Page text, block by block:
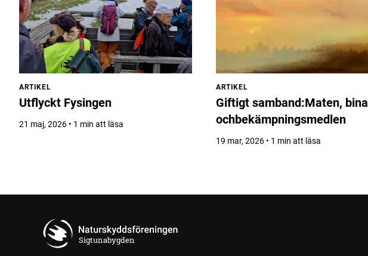
ARTIKEL
Utflyckt Fysingen
21 maj, 2026 • 1 min att läsa
ARTIKEL
Giftigt samband:Maten, bina
ochbekämpningsmedlen
19 mar, 2026 • 1 min att läsa
Sigtunabygden